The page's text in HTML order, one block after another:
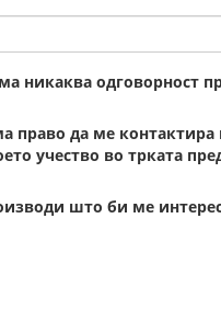
никаква одговорност
право да ме
учество во трката
што би ме